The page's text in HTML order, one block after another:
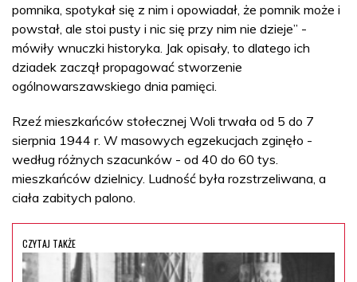
pomnika, spotykał się z nim i opowiadał, że pomnik może i
powstał, ale stoi pusty i nic się przy nim nie dzieje” -
mówiły wnuczki historyka. Jak opisały, to dlatego ich
dziadek zaczął propagować stworzenie
ogólnowarszawskiego dnia pamięci.
Rzeź mieszkańców stołecznej Woli trwała od 5 do 7
sierpnia 1944 r. W masowych egzekucjach zginęło -
według różnych szacunków - od 40 do 60 tys.
mieszkańców dzielnicy. Ludność była rozstrzeliwana, a
ciała zabitych palono.
CZYTAJ TAKŻE